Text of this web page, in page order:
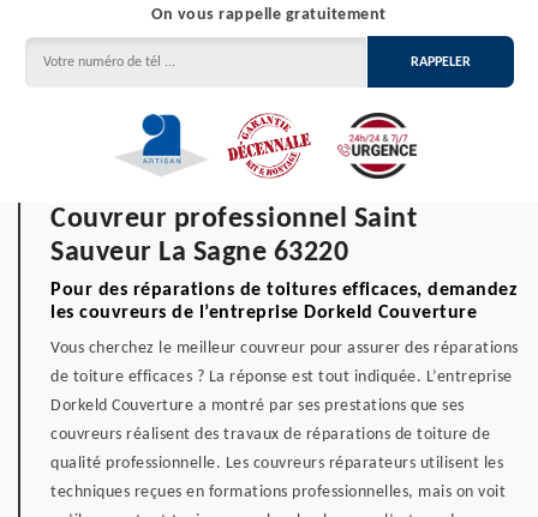
On vous rappelle gratuitement
Couvreur professionnel Saint
Sauveur La Sagne 63220
Pour des réparations de toitures efficaces, demandez
les couvreurs de l’entreprise Dorkeld Couverture
Vous cherchez le meilleur couvreur pour assurer des réparations
de toiture efficaces ? La réponse est tout indiquée. L’entreprise
Dorkeld Couverture a montré par ses prestations que ses
couvreurs réalisent des travaux de réparations de toiture de
qualité professionnelle. Les couvreurs réparateurs utilisent les
techniques reçues en formations professionnelles, mais on voit